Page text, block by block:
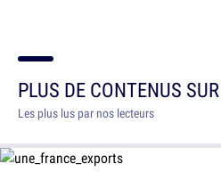
PLUS DE CONTENUS SUR
Les plus lus par nos lecteurs